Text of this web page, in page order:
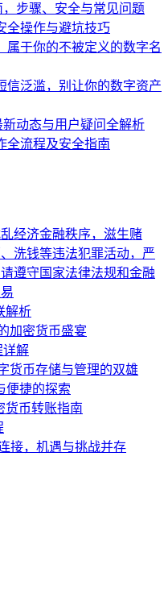
步骤、安全与常见问题
全操作与避坑技巧
属于你的不被定义的数字名
信泛滥，别让你的数字资产
新动态与用户疑问全解析
全流程及安全指南
经济金融秩序，滋生赌
洗钱等违法犯罪活动，严
遵守国家法律法规和金融
解析
加密货币盛宴
详解
货币存储与管理的双雄
便捷的探索
货币转账指南
接，机遇与挑战并存